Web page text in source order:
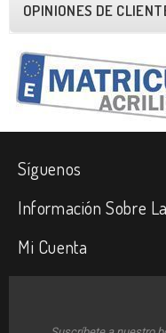
OPINIONES DE
Síguenos
Información Sobre
Mi Cuenta